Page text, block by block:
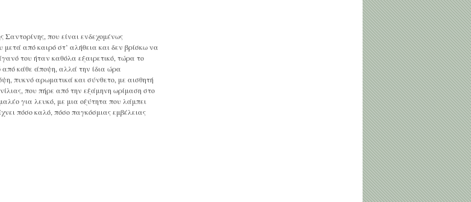
που είναι ενδεχομένως
από καιρό στ’ αλήθεια και δεν βρίσκω να
του ήταν καθόλα εξαιρετικό, τώρα το
από κάθε άποψη, αλλά την ίδια ώρα
πυκνό αρωματικά και σύνθετο, με αισθητή
που πήρε από την εξάμηνη ωρίμαση στο
για λευκό, με μια οξύτητα που λάμπει
πόσο καλό, πόσο παγκόσμιας εμβέλειας